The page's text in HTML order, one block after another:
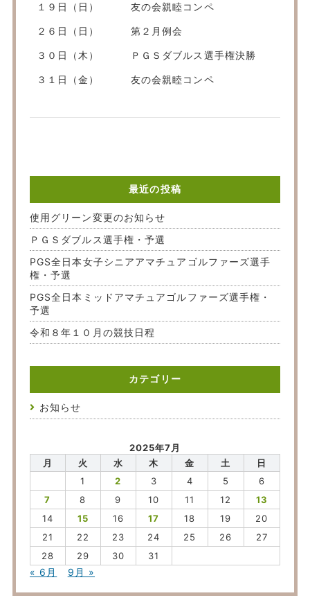
１９日（日） 友の会親睦コンペ
２６日（日） 第２月例会
３０日（木） ＰＧＳダブルス選手権決勝
３１日（金） 友の会親睦コンペ
最近の投稿
使用グリーン変更のお知らせ
ＰＧＳダブルス選手権・予選
PGS全日本女子シニアアマチュアゴルファーズ選手
権・予選
PGS全日本ミッドアマチュアゴルファーズ選手権・
予選
令和８年１０月の競技日程
カテゴリー
お知らせ
2025年7月
月
火 水 木 金 土
日
1
2 3 4 5
6
7
8 9 10 11 12
13
14
15 16 17 18 19
20
21
22 23 24 25 26
27
28
29 30 31
« 6月 9月 »